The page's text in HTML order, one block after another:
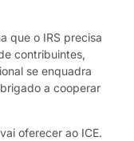
que o IRS precisa
contribuintes,
se enquadra
a cooperar
oferecer ao ICE.